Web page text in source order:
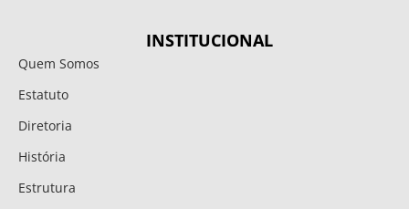
INSTITUCIONAL
Quem Somos
Estatuto
Diretoria
História
Estrutura